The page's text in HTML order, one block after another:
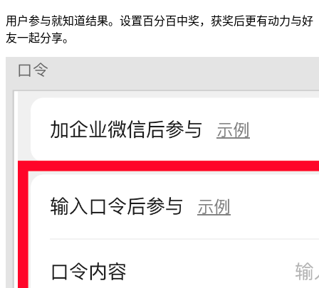
用户参与就知道结果。设置百分百中奖，获奖后更有动力与好
友一起分享。